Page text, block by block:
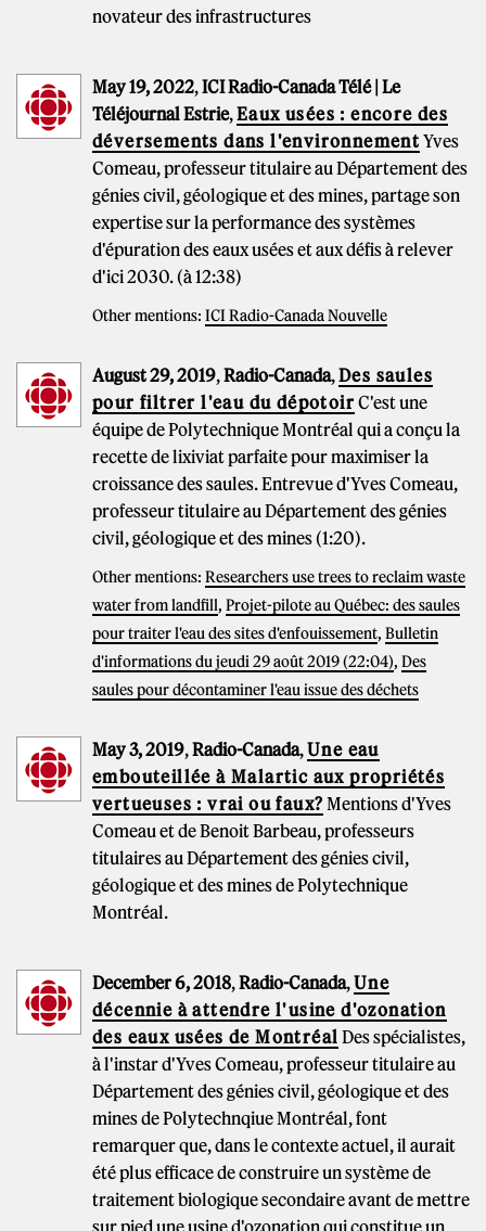
novateur des infrastructures
May 19, 2022,ICI Radio-Canada Télé | Le
Téléjournal Estrie,Eaux usées : encore des
déversements dans l'environnement Yves
Comeau, professeur titulaire au Département des
génies civil, géologique et des mines, partage son
expertise sur la performance des systèmes
d'épuration des eaux usées et aux défis à relever
d'ici 2030. (à 12:38)
Other mentions: ICI Radio-Canada Nouvelle
August 29, 2019,Radio-Canada,Des saules
pour filtrer l'eau du dépotoir C'est une
équipe de Polytechnique Montréal qui a conçu la
recette de lixiviat parfaite pour maximiser la
croissance des saules. Entrevue d'Yves Comeau,
professeur titulaire au Département des génies
civil, géologique et des mines (1:20).
Other mentions: Researchers use trees to reclaim waste
water from landfill, Projet-pilote au Québec: des saules
pour traiter l'eau des sites d'enfouissement, Bulletin
d'informations du jeudi 29 août 2019 (22:04), Des
saules pour décontaminer l'eau issue des déchets
May 3, 2019,Radio-Canada,Une eau
embouteillée à Malartic aux propriétés
vertueuses : vrai ou faux? Mentions d'Yves
Comeau et de Benoit Barbeau, professeurs
titulaires au Département des génies civil,
géologique et des mines de Polytechnique
Montréal.
December 6, 2018,Radio-Canada,Une
décennie à attendre l'usine d'ozonation
des eaux usées de Montréal Des spécialistes,
à l'instar d'Yves Comeau, professeur titulaire au
Département des génies civil, géologique et des
mines de Polytechnqiue Montréal, font
remarquer que, dans le contexte actuel, il aurait
été plus efficace de construire un système de
traitement biologique secondaire avant de mettre
sur pied une usine d'ozonation qui constitue un